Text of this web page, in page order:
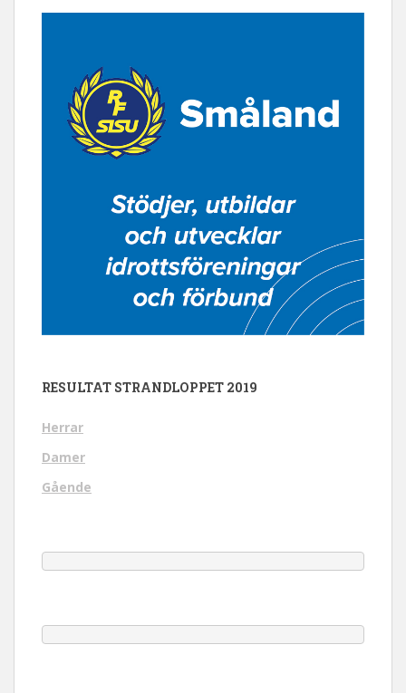
RESULTAT STRANDLOPPET 2019
Herrar
Damer
Gående